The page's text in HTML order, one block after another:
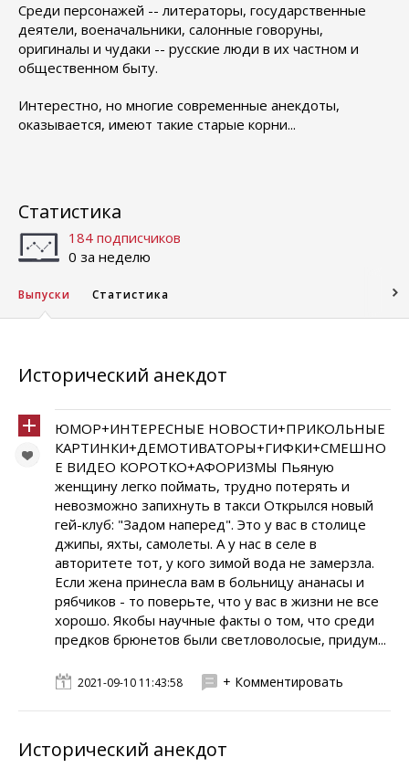
Среди персонажей -- литераторы, государственные
деятели, военачальники, салонные говоруны,
оригиналы и чудаки -- русские люди в их частном и
общественном быту.
Интерестно, но многие современные анекдоты,
оказывается, имеют такие старые корни...
Статистика
184 подписчиков
0 за неделю
Выпуски Статистика
Исторический анекдот
ЮМОР+ИНТЕРЕСНЫЕ НОВОСТИ+ПРИКОЛЬНЫЕ
КАРТИНКИ+ДЕМОТИВАТОРЫ+ГИФКИ+СМЕШНО
Е ВИДЕО КОРОТКО+АФОРИЗМЫ Пьяную
женщину легко поймать, трудно потерять и
невозможно запихнуть в такси Открылся новый
гей-клуб: "Задом наперед". Это у вас в столице
джипы, яхты, самолеты. А у нас в селе в
авторитете тот, у кого зимой вода не замерзла.
Если жена принесла вам в больницу ананасы и
рябчиков - то поверьте, что у вас в жизни не все
хорошо. Якобы научные факты о том, что среди
предков брюнетов были светловолосые, придум...
2021-09-10 11:43:58 + Комментировать
Исторический анекдот